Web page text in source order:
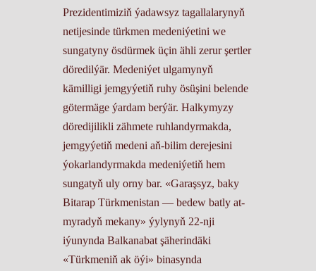
Prezidentimiziň ýadawsyz tagallalarynyň
netijesinde türkmen medeniýetini we
sungatyny ösdürmek üçin ähli zerur şertler
döredilýär. Medeniýet ulgamynyň
kämilligi jemgyýetiň ruhy ösüşini belende
götermäge ýardam berýär. Halkymyzy
döredijilikli zähmete ruhlandyrmakda,
jemgyýetiň medeni aň-bilim derejesini
ýokarlandyrmakda medeniýetiň hem
sungatyň uly orny bar. «Garaşsyz, baky
Bitarap Türkmenistan — bedew batly at-
myradyň mekany» ýylynyň 22-nji
iýunynda Balkanabat şäherindäki
«Türkmeniň ak öýi» binasynda